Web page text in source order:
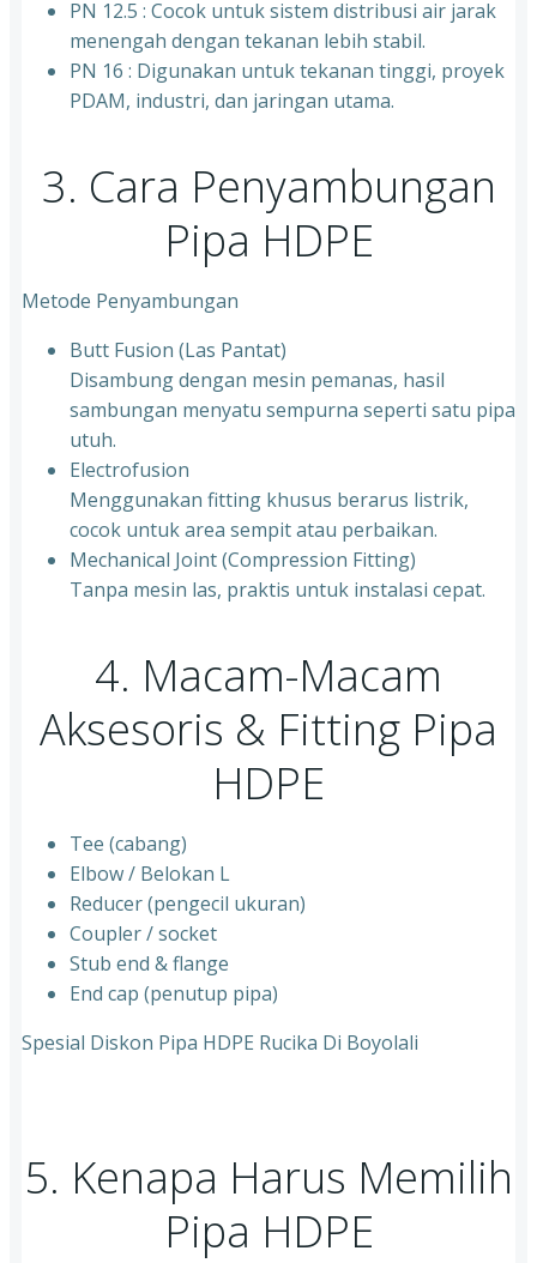
⁠PN 12.5 : Cocok untuk sistem distribusi air jarak
menengah dengan tekanan lebih stabil.
⁠PN 16 : Digunakan untuk tekanan tinggi, proyek
PDAM, industri, dan jaringan utama.
3. Cara Penyambungan
Pipa HDPE
Metode Penyambungan
Butt Fusion (Las Pantat)
Disambung dengan mesin pemanas, hasil
sambungan menyatu sempurna seperti satu pipa
utuh.
Electrofusion
Menggunakan fitting khusus berarus listrik,
cocok untuk area sempit atau perbaikan.
Mechanical Joint (Compression Fitting)
Tanpa mesin las, praktis untuk instalasi cepat.
4. Macam-Macam
Aksesoris & Fitting Pipa
HDPE
Tee (cabang)
Elbow / Belokan L
Reducer (pengecil ukuran)
Coupler / socket
Stub end & flange
End cap (penutup pipa)
Spesial Diskon Pipa HDPE Rucika Di Boyolali
5. Kenapa Harus Memilih
Pipa HDPE